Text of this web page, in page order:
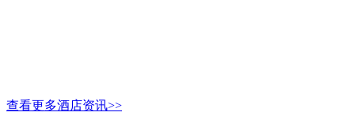
查看更多酒店资讯>>